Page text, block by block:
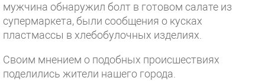
мужчина обнаружил болт в готовом салате из
супермаркета, были сообщения о кусках
пластмассы в хлебобулочных изделиях.
Своим мнением о подобных происшествиях
поделились жители нашего города.